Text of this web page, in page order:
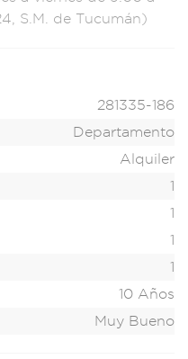
S.M . de Tucumán)
281335-186
Departamento
Alquiler
1
1
1
1
10 Años
Muy Bueno